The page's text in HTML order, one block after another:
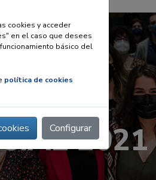
2021
cookies y acceder
en el caso que desees
básico del
política de cookies
Configurar